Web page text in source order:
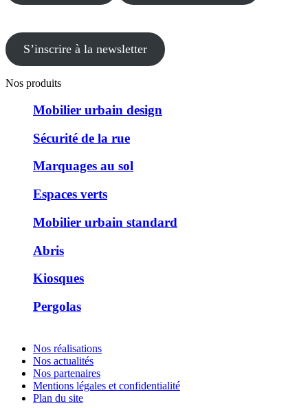
S’inscrire à la newsletter
Nos produits
Mobilier urbain design
Sécurité de la rue
Marquages au sol
Espaces verts
Mobilier urbain standard
Abris
Kiosques
Pergolas
Nos réalisations
Nos actualités
Nos partenaires
Mentions légales et confidentialité
Plan du site